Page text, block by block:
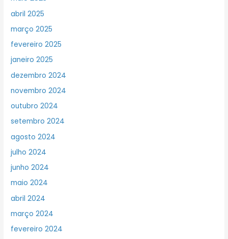
abril 2025
março 2025
fevereiro 2025
janeiro 2025
dezembro 2024
novembro 2024
outubro 2024
setembro 2024
agosto 2024
julho 2024
junho 2024
maio 2024
abril 2024
março 2024
fevereiro 2024